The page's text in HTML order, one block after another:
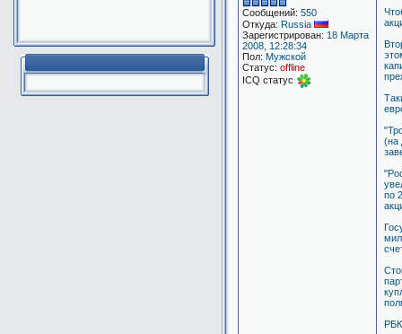
Сообщений: 550
Откуда: Russia
Зарегистрирован: 18 Марта
2008, 12:28:34
Пол: Мужской
Статус: offline
ICQ статус
(на
по
РБК